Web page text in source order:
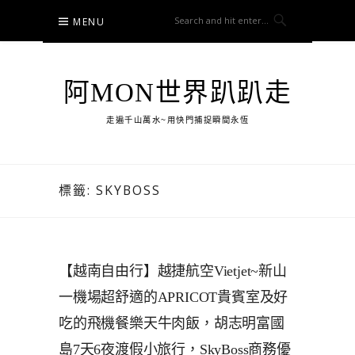
content
MENU
阿MON世界趴趴走
走遍千山萬水~用快門捕捉瞬間永恆
標籤: SKYBOSS
【越南自由行】越捷航空Vietjet~新山
一機場超舒適的APRICOT貴賓室及好
吃的飛機餐樂天牛肉飯，胡志明富國
島7天6夜渡假小旅行，SkyBoss商務優